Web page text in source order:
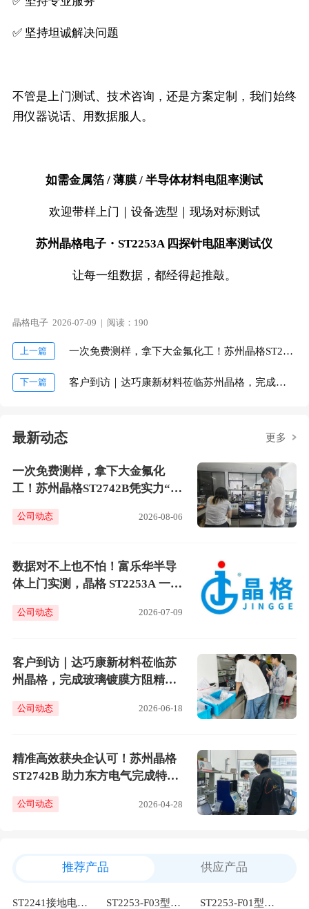
✅ 坚持坦诚解决问题
不管是上门测试、技术咨询，还是方案定制，我们始终
用仪器说话、用数据服人。
如需金属箔 / 薄膜 / 半导体材料电阻率测试
欢迎带样上门｜设备选型｜现场对标测试
苏州晶格电子・ST2253A 四探针电阻率测试仪
让每一组数据，都经得起推敲。
晶格电子 2026-07-09 | 阅读：190
上一篇 一次免费测样，拿下大金氟化工！苏州晶格ST2742B凭实力“圈粉”
下一篇 客户到访｜达巧康新材料莅临苏州晶格，完成玻璃镀膜方阻精准测试！
最新动态 更多
一次免费测样，拿下大金氟化
工！苏州晶格ST2742B凭实力“圈
公司动态 2026-08-06
数据对不上也不怕！富乐华半导
体上门实测，晶格 ST2253A 一测
公司动态 2026-07-09
客户到访｜达巧康新材料莅临苏
州晶格，完成玻璃镀膜方阻精准
公司动态 2026-06-18
精准高效获央企认可！苏州晶格
ST2742B 助力东方电气完成特殊
公司动态 2026-04-28
推荐产品 供应产品
ST2241接地电阻测试仪 ST2253-F03型石墨碳素四探针探头 ST2253-F01型钨针直线四探针探头